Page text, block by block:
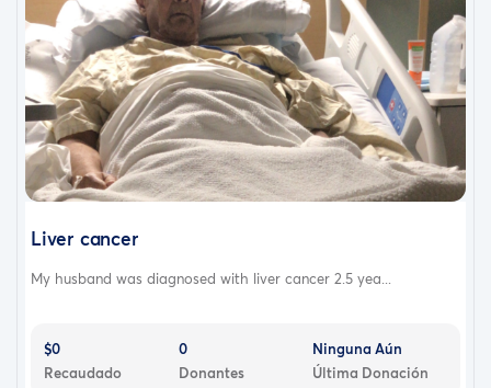
Liver cancer
My husband was diagnosed with liver cancer 2.5 yea...
$0
Recaudado
0
Donantes
Ninguna Aún
Última Donación